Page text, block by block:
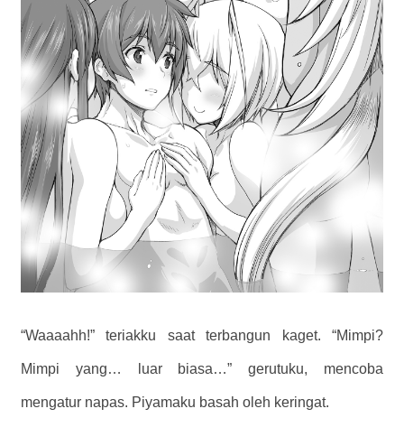
“Waaaahh!” teriakku saat terbangun kaget. “Mimpi?
Mimpi yang… luar biasa…” gerutuku, mencoba
mengatur napas. Piyamaku basah oleh keringat.